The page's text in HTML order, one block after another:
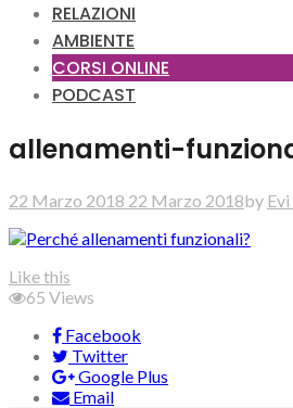
RELAZIONI
AMBIENTE
CORSI ONLINE
PODCAST
allenamenti-
22 Marzo 2018 22 Marzo 2018by
Like this
65 Views
Facebook
Twitter
Google Plus
Email